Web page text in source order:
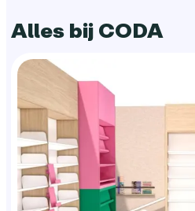
Alles bij CODA